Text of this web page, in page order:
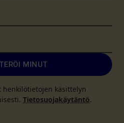
MINUT
henkilötietojen käsittelyn
Tietosuojakäytäntö.